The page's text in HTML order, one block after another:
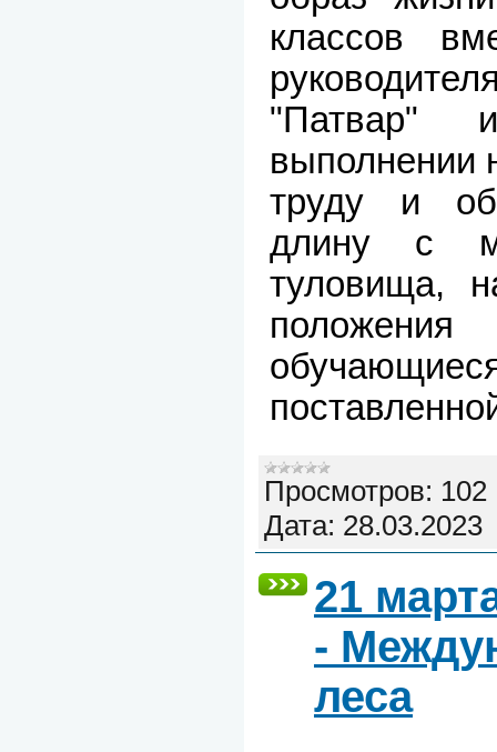
классов
выполнении
труду и
длину с
туловища,
Просмотров: 102
Дата: 28.03.2023
21
-
леса